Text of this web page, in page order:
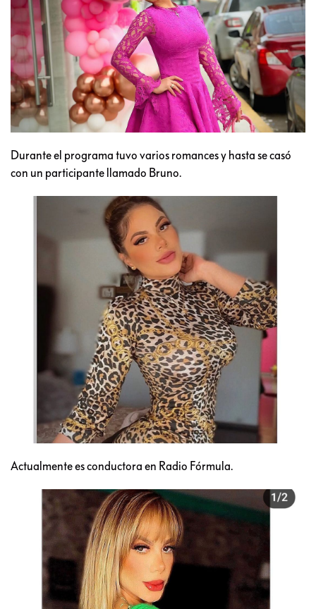
Durante el programa tuvo varios romances y hasta se casó
con un participante llamado Bruno.
Actualmente es conductora en Radio Fórmula.